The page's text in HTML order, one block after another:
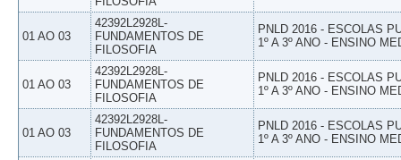
01 AO 03
42392L2928L-
FUNDAMENTOS DE
FILOSOFIA
PNLD 2016 - ESCOLAS
1º A 3º ANO - ENSINO
01 AO 03
42392L2928L-
FUNDAMENTOS DE
FILOSOFIA
PNLD 2016 - ESCOLAS
1º A 3º ANO - ENSINO
01 AO 03
42392L2928L-
FUNDAMENTOS DE
FILOSOFIA
PNLD 2016 - ESCOLAS
1º A 3º ANO - ENSINO